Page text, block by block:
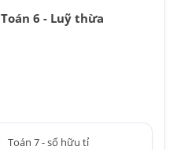
Toán 6 - Luỹ thừa
Toán 7 - số hữu tỉ